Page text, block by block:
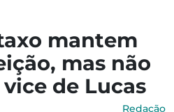
mantem
mas não
de Lucas
Redação